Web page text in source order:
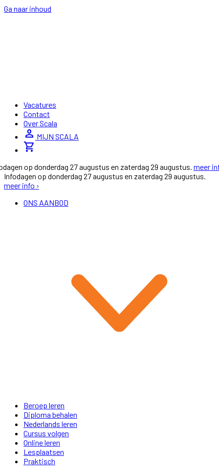
Ga naar inhoud
Vacatures
Contact
Over Scala
person MIJN SCALA
shopping_cart
op donderdag 27 augustus en zaterdag 29 augustus. meer
Infodagen op donderdag 27 augustus en zaterdag 29 augustus.
meer info ›
ONS AANBOD
Beroep leren
Diploma behalen
Nederlands leren
Cursus volgen
Online leren
Lesplaatsen
Praktisch